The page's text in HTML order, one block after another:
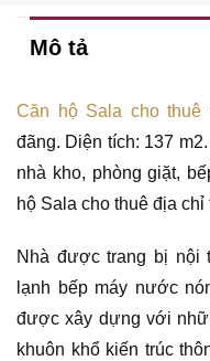
Mô tả
Căn hộ Sala cho thuê
đãng. Diện tích: 137
nhà kho, phòng giặt,
hộ Sala cho thuê địa
Nhà được trang bị nội
lạnh bếp máy nước
được xây dựng với
khuôn khổ kiến trúc